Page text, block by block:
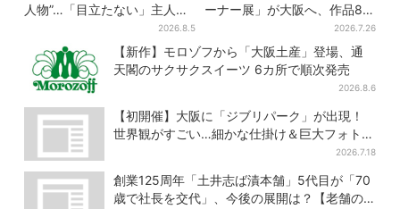
人物”…「目立たない」主人
公・仲野太賀も、モブキャラ
→覚醒へ【豊臣兄弟】
2026.8.5
ーナー展」が大阪へ、作品80
点以上がロンドンから集結2026.7.26
【新作】モロゾフから「大阪土産」登場、通
天閣のサクサクスイーツ 6カ所で順次発売
2026.8.6
【初開催】大阪に「ジブリパーク」が出現！
世界観がすごい…細かな仕掛け＆巨大フォトス
2026.7.18
創業125周年「土井志ば漬本舗」5代目が「70
歳で社長を交代」、今後の展開は？【老舗の